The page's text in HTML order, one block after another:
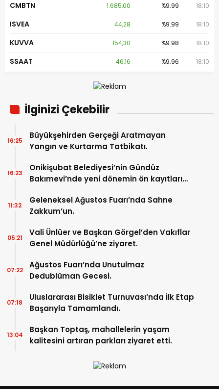
CMBTN 1.685,00 %9.99 18:10
ISVEA 44,28 %9.99 18:10
KUVVA 154,30 %9.98 18:10
SSAAT 46,16 %9.96 18:10
İlginizi Çekebilir
Büyükşehirden Gerçeği Aratmayan
Yangın ve Kurtarma Tatbikatı.
16:25
Onikişubat Belediyesi’nin Gündüz
Bakımevi’nde yeni dönemin ön kayıtları
16:23
Geleneksel Ağustos Fuarı’nda Sahne
Zakkum’un.
11:32
Vali Ünlüer ve Başkan Görgel’den Vakıflar
Genel Müdürlüğü’ne ziyaret.
05:21
Ağustos Fuarı’nda Unutulmaz
Dedublüman Gecesi.
07:22
Uluslararası Bisiklet Turnuvası’nda İlk Etap
Başarıyla Tamamlandı.
07:18
Başkan Toptaş, mahallelerin yaşam
kalitesini artıran parkları ziyaret etti.
13:04